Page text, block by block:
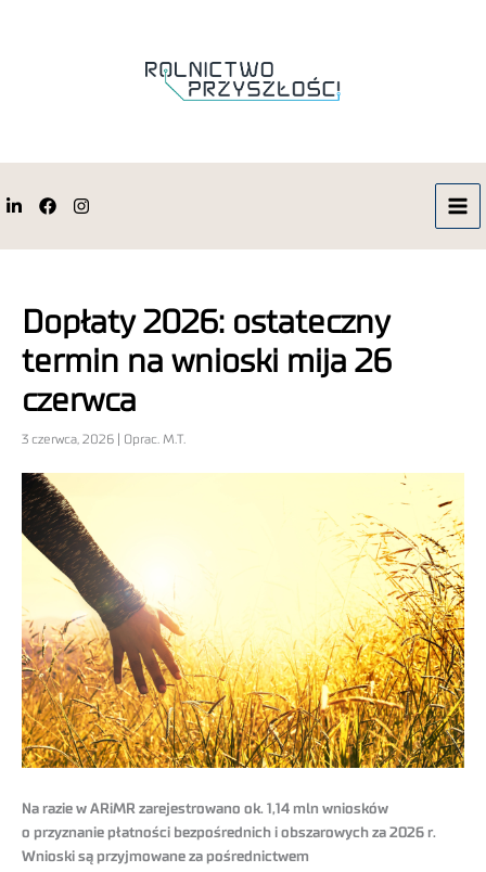
Dopłaty 2026: ostateczny
termin na wnioski mija 26
czerwca
3 czerwca, 2026 | Oprac. M.T.
Na razie w ARiMR zarejestrowano ok. 1,14 mln wniosków
o przyznanie płatności bezpośrednich i obszarowych za 2026 r.
Wnioski są przyjmowane za pośrednictwem